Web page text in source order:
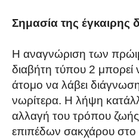
Σημασία της έγκαιρης
Η αναγνώριση των
διαβήτη τύπου 2 μπορεί
άτομο να λάβει
νωρίτερα. Η λήψη
αλλαγή του τρόπου ζωής
επιπέδων σακχάρου